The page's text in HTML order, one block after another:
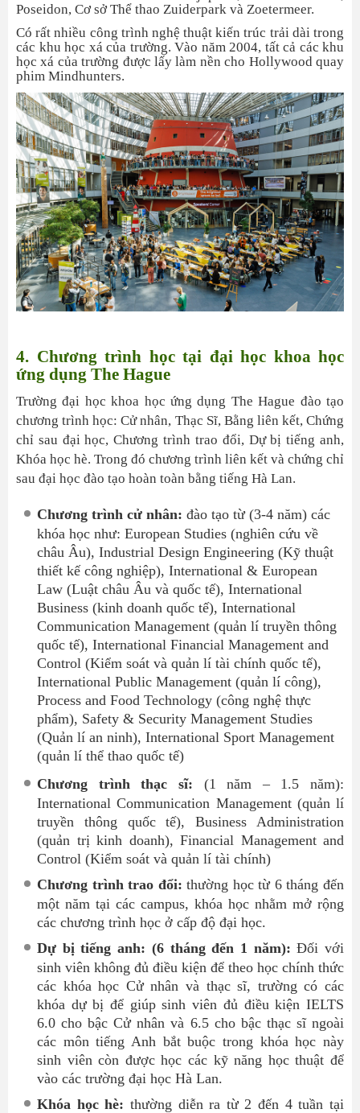
Poseidon, Cơ sở Thể thao Zuiderpark và Zoetermeer.
Có rất nhiều công trình nghệ thuật kiến trúc trải dài trong
các khu học xá của trường. Vào năm 2004, tất cả các khu
học xá của trường được lấy làm nền cho Hollywood quay
phim Mindhunters.
4. Chương trình học tại đại học khoa học
ứng dụng The Hague
Trường đại học khoa học ứng dụng The Hague đào tạo
chương trình học: Cử nhân, Thạc Sĩ, Bằng liên kết, Chứng
chỉ sau đại học, Chương trình trao đổi, Dự bị tiếng anh,
Khóa học hè. Trong đó chương trình liên kết và chứng chỉ
sau đại học đào tạo hoàn toàn bằng tiếng Hà Lan.
Chương trình cử nhân: đào tạo từ (3-4 năm) các
khóa học như: European Studies (nghiên cứu về
châu Âu), Industrial Design Engineering (Kỹ thuật
thiết kế công nghiệp), International & European
Law (Luật châu Âu và quốc tế), International
Business (kinh doanh quốc tế), International
Communication Management (quản lí truyền thông
quốc tế), International Financial Management and
Control (Kiểm soát và quản lí tài chính quốc tế),
International Public Management (quản lí công),
Process and Food Technology (công nghệ thực
phẩm), Safety & Security Management Studies
(Quản lí an ninh), International Sport Management
(quản lí thể thao quốc tế)
Chương trình thạc sĩ: (1 năm – 1.5 năm):
International Communication Management (quản lí
truyền thông quốc tế), Business Administration
(quản trị kinh doanh), Financial Management and
Control (Kiểm soát và quản lí tài chính)
Chương trình trao đổi: thường học từ 6 tháng đến
một năm tại các campus, khóa học nhằm mở rộng
các chương trình học ở cấp độ đại học.
Dự bị tiếng anh: (6 tháng đến 1 năm): Đối với
sinh viên không đủ điều kiện để theo học chính thức
các khóa học Cử nhân và thạc sĩ, trường có các
khóa dự bị để giúp sinh viên đủ điều kiện IELTS
6.0 cho bậc Cử nhân và 6.5 cho bậc thạc sĩ ngoài
các môn tiếng Anh bắt buộc trong khóa học này
sinh viên còn được học các kỹ năng học thuật để
vào các trường đại học Hà Lan.
Khóa học hè: thường diễn ra từ 2 đến 4 tuần tại